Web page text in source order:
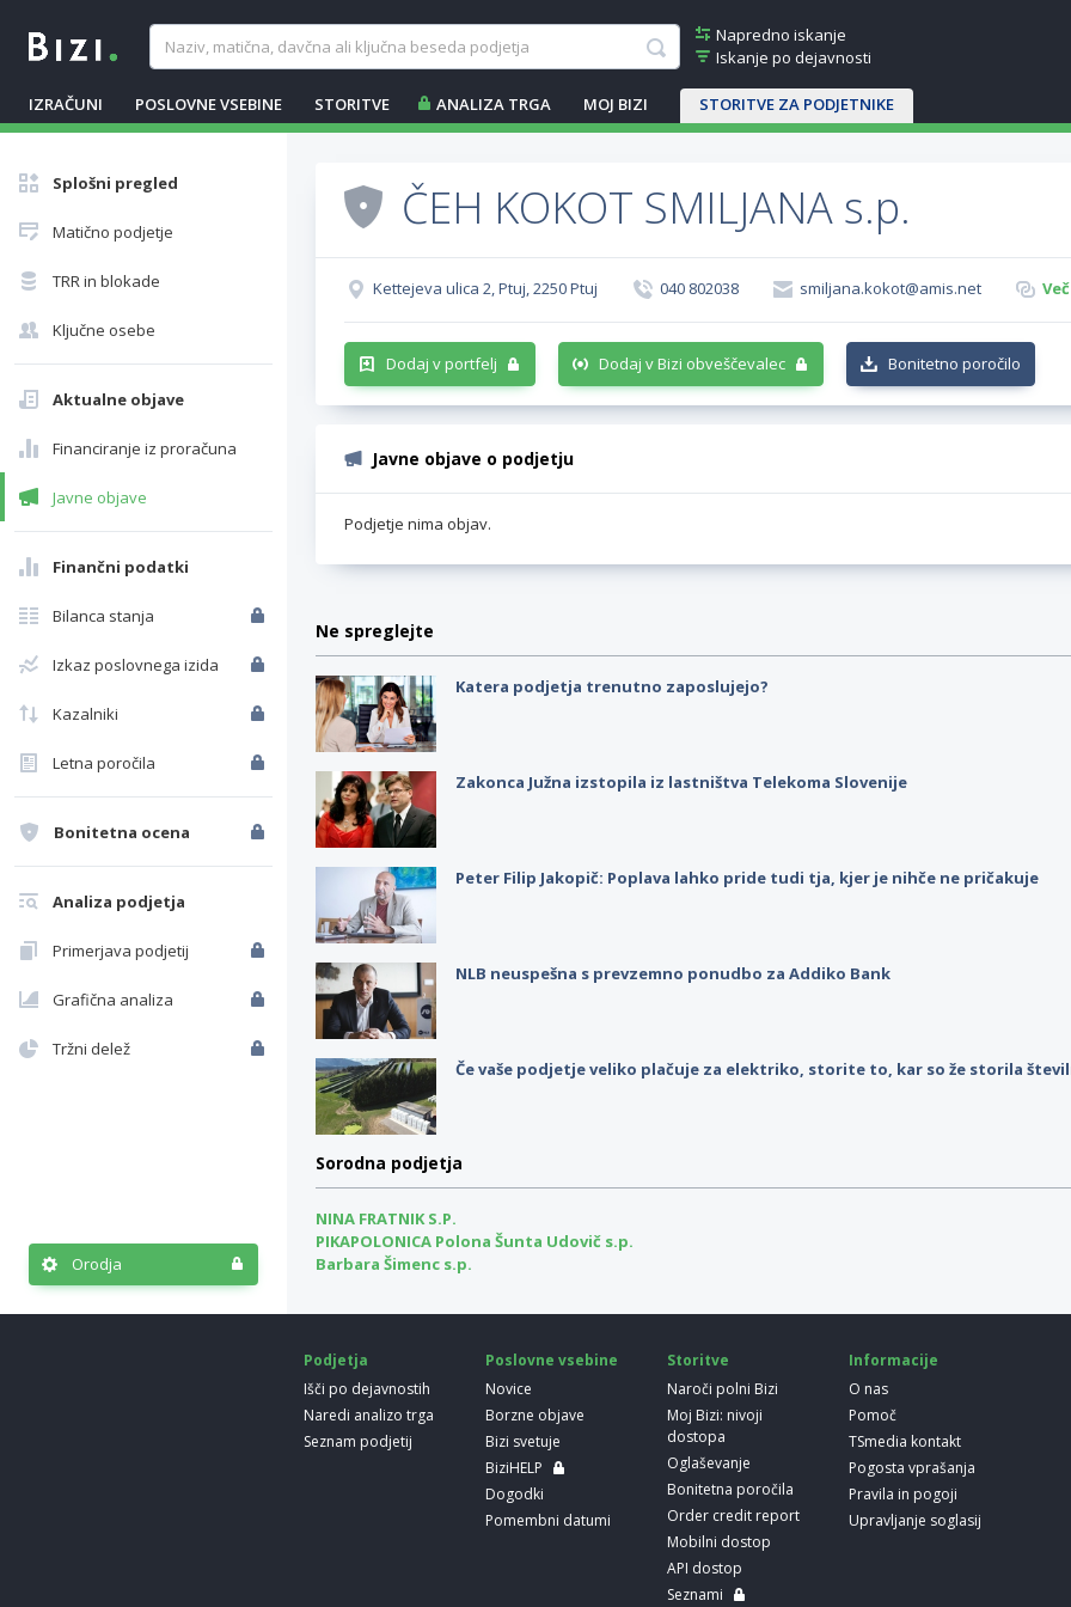
Napredno iskanje
Iskanje po dejavnosti
IZRAČUNI POSLOVNE VSEBINE STORITVE ANALIZA TRGA MOJ BIZI STORITVE ZA PODJETNIKE
Splošni pregled
Matično podjetje
TRR in blokade
Ključne osebe
Aktualne objave
Financiranje iz proračuna
Javne objave
Finančni podatki
Bilanca stanja
Izkaz poslovnega izida
Kazalniki
Letna poročila
Bonitetna ocena
Analiza podjetja
Primerjava podjetij
Grafična analiza
Tržni delež
Orodja
ČEH KOKOT SMILJANA s.p.
Kettejeva ulica 2, Ptuj, 2250 Ptuj 040 802038 smiljana.kokot@amis.net
Dodaj v portfelj Dodaj v Bizi obveščevalec Bonitetno poročilo
Javne objave o podjetju
Podjetje nima objav.
Ne spreglejte
Katera podjetja trenutno zaposlujejo?
Zakonca Južna izstopila iz lastništva Telekoma Slovenije
Peter Filip Jakopič: Poplava lahko pride tudi tja, kjer je nihče ne pričakuje
NLB neuspešna s prevzemno ponudbo za Addiko Bank
Če vaše podjetje veliko plačuje za elektriko, storite to, kar so že storila
Sorodna podjetja
NINA FRATNIK S.P.
PIKAPOLONICA Polona Šunta Udovič s.p.
Barbara Šimenc s.p.
Podjetja
Išči po dejavnostih
Naredi analizo trga
Seznam podjetij
Poslovne vsebine
Novice
Borzne objave
Bizi svetuje
BiziHELP
Dogodki
Pomembni datumi
Storitve
Naroči polni Bizi
Moj Bizi: nivoji
dostopa
Oglaševanje
Bonitetna poročila
Order credit report
Mobilni dostop
API dostop
Seznami
Informacije
O nas
Pomoč
TSmedia kontakt
Pogosta vprašanja
Pravila in pogoji
Upravljanje soglasij